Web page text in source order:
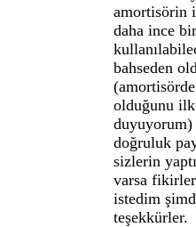
amortisörin
daha ince
bahseden
olduğunu
duyuyorum)
doğruluk
sizlerin
varsa
istedim
teşekkürler.